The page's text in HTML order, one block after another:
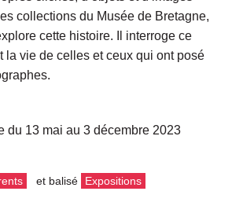
collections du Musée de Bretagne,
cette histoire. Il interroge ce
la vie de celles et ceux qui ont posé
du 13 mai au 3 décembre 2023
et balisé Expositions